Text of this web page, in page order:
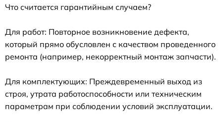
Что считается гарантийным случаем?
Для работ: Повторное возникновение дефекта,
который прямо обусловлен с качеством проведенного
ремонта (например, некорректный монтаж запчасти).
Для комплектующих: Преждевременный выход из
строя, утрата работоспособности или техническим
параметрам при соблюдении условий эксплуатации.